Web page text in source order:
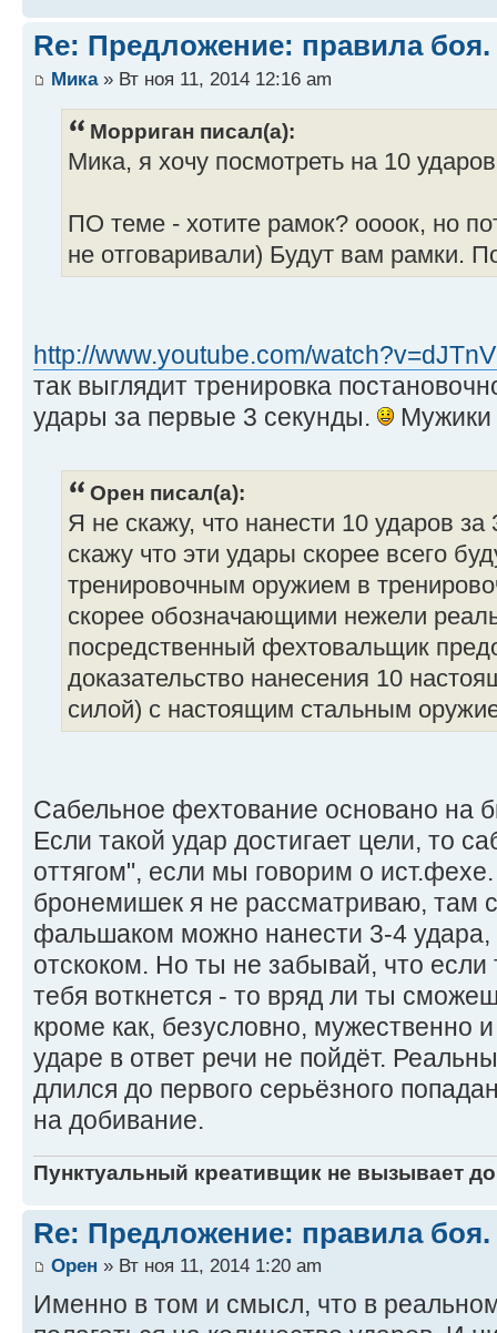
Re: Предложение: правила боя.
Мика» Вт ноя 11, 2014 12:16 am
Морриган писал(а):
Мика, я хочу посмотреть на 10
ПО теме - хотите рамок? оооок, но
не отговаривали) Будут вам рамки.
http://www.youtube.com/
так выглядит тренировка
удары за первые 3 секунды.
Мужики
Орен писал(а):
Я не скажу, что нанести 10 ударов
скажу что эти удары скорее всего
тренировочным оружием в
скорее обозначающими нежели
посредственный фехтовальщик
доказательство нанесения 10
силой) с настоящим стальным
Сабельное фехтование основано на
Если такой удар достигает цели, то
оттягом", если мы говорим о
бронемишек я не рассматриваю, там
фальшаком можно нанести 3-4 удара,
отскоком. Но ты не забывай, что
тебя воткнется - то вряд ли ты
кроме как, безусловно, мужественно
ударе в ответ речи не пойдёт.
длился до первого серьёзного
на добивание.
Пунктуальный креативщик не вызывает
Re: Предложение: правила боя.
Орен » Вт ноя 11, 2014 1:20 am
Именно в том и смысл, что в